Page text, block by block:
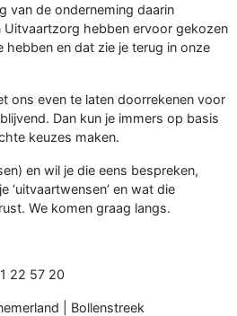
van de onderneming daarin
Uitvaartzorg hebben ervoor gekozen
hebben en dat zie je terug in onze
ons even te laten doorrekenen voor
Dan kun je immers op basis
keuzes maken.
en wil je die eens bespreken,
‘uitvaartwensen’ en wat die
We komen graag langs.
22 57 20
| Bollenstreek